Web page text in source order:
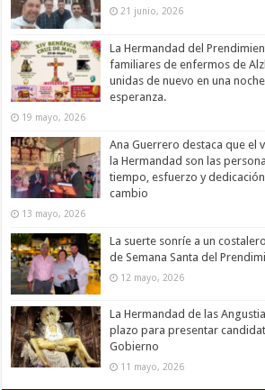
21 junio, 2026
La Hermandad del
familiares de enfermos de
unidas de nuevo en una
esperanza.
19 mayo, 2026
Ana Guerrero destaca que
la Hermandad son las
tiempo, esfuerzo y
cambio
13 mayo, 2026
La suerte sonríe a un
de Semana Santa del
12 mayo, 2026
La Hermandad de las
plazo para presentar
Gobierno
11 mayo, 2026